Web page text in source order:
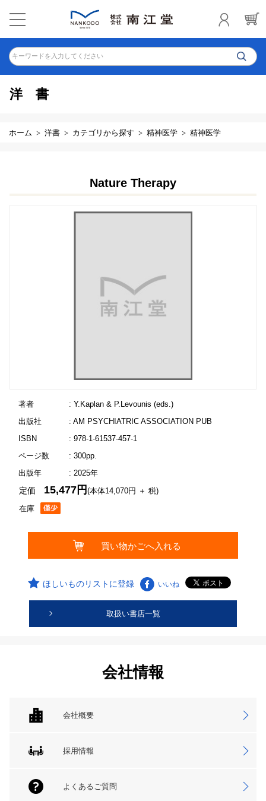
キーワードを入力してください
洋書
ホーム 洋書 カテゴリから探す 精神医学 精神医学
Nature Therapy
著者
: Y.Kaplan & P.Levounis (eds.)
出版社
: AM PSYCHIATRIC ASSOCIATION PUB
ISBN
: 978-1-61537-457-1
ページ数
: 300pp.
出版年
: 2025年
在庫
定価 15,477円(本体14,070円 ＋ 税)
ほしいものリストに登録 いいね
取扱い書店一覧
会社情報
会社概要
採用情報
よくあるご質問